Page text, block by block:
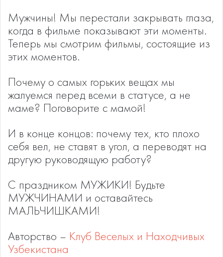
Мужчины! Мы перестали закрывать глаза,
когда в фильме показывают эти моменты.
Теперь мы смотрим фильмы, состоящие из
этих моментов.
Почему о самых горьких вещах мы
жалуемся перед всеми в статусе, а не
маме? Поговорите с мамой!
И в конце концов: почему тех, кто плохо
себя вел, не ставят в угол, а переводят на
другую руководящую работу?
С праздником МУЖИКИ! Будьте
МУЖЧИНАМИ и оставайтесь
МАЛЬЧИШКАМИ!
Авторство – Клуб Веселых и Находчивых
Узбекистана